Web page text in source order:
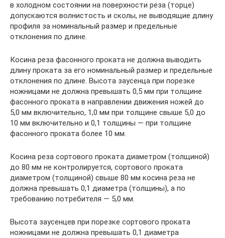
в холодном состоянии на поверхности реза (торце)
допускаются волнистость и сколы, не выводящие длину
профиля за номинальный размер и предельные
отклонения по длине.
Косина реза фасонного проката не должна выводить
длину проката за его номинальный размер и предельные
отклонения по длине. Высота заусенца при порезке
ножницами не должна превышать 0,5 мм при толщине
фасонного проката в направлении движения ножей до
5,0 мм включительно, 1,0 мм при толщине свыше 5,0 до
10 мм включительно и 0,1 толщины — при толщине
фасонного проката более 10 мм.
Косина реза сортового проката диаметром (толщиной)
до 80 мм не контролируется, сортового проката
диаметром (толщиной) свыше 80 мм косина реза не
должна превышать 0,1 диаметра (толщины), а по
требованию потребителя — 5,0 мм.
Высота заусенцев при порезке сортового проката
ножницами не должна превышать 0,1 диаметра